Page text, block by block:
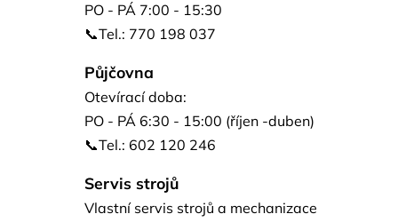
PO - PÁ 7:00 - 15:30
📞Tel.: 770 198 037
Půjčovna
Otevírací doba:
PO - PÁ 6:30 - 15:00 (říjen -duben)
📞Tel.: 602 120 246
Servis strojů
Vlastní servis strojů a mechanizace